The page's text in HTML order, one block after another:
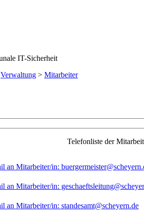
Verwaltung > Mitarbeiter
Telefonliste der